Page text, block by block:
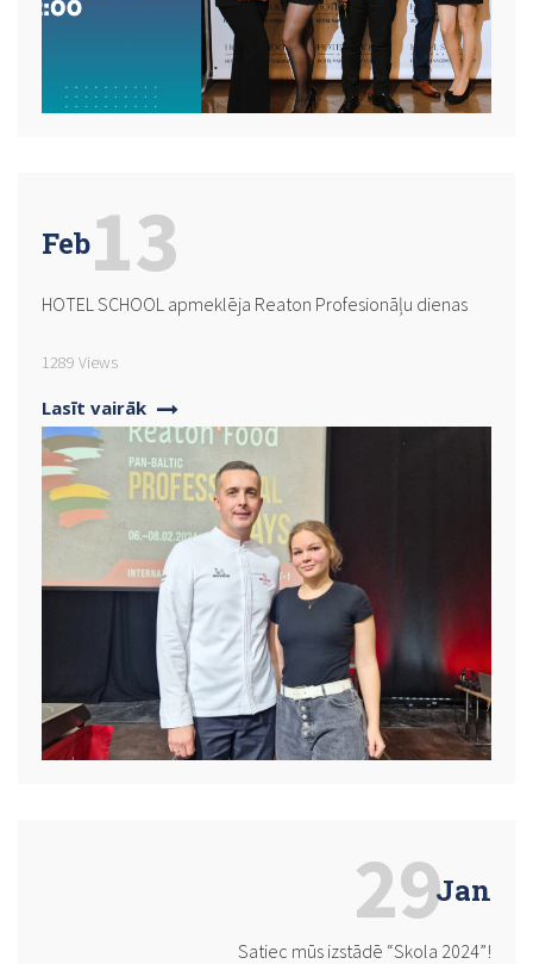
Feb
HOTEL SCHOOL apmeklēja Reaton Profesionāļu dienas
1289 Views
Lasīt vairāk
13
Jan
Satiec mūs izstādē “Skola 2024”!
29